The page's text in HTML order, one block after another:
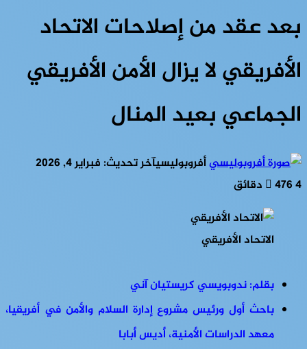
بعد عقد من إصلاحات الاتحاد
الأفريقي لا يزال الأمن الأفريقي
الجماعي بعيد المنال
أفروبوليسيآخر تحديث: فبراير 4, 2026
4764 دقائق
الاتحاد الأفريقي
بقلم: ندوبويسي كريستيان آني
باحث أول ورئيس مشروع إدارة السلام والأمن في أفريقيا،
معهد الدراسات الأمنية، أديس أبابا